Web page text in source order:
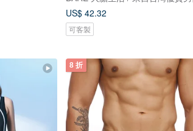
US$ 42.32
可客製
8 折